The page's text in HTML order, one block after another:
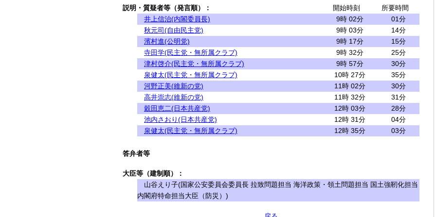
説明・質疑者等（発言順）： 開始時刻
所要時間
井上信治(内閣委員長)
9時 02分
01分
秋元司(自由民主党)
9時 03分
14分
濱村進(公明党)
9時 17分
15分
寺田学(民主党・無所属クラブ)
9時 32分
25分
津村啓介(民主党・無所属クラブ)
9時 57分
30分
泉健太(民主党・無所属クラブ)
10時 27分
35分
河野正美(維新の党)
11時 02分
30分
高井崇志(維新の党)
11時 32分
31分
穀田恵二(日本共産党)
12時 03分
28分
池内さおり(日本共産党)
12時 31分
04分
泉健太(民主党・無所属クラブ)
12時 35分 03分
答弁者等
大臣等（建制順）：
山谷えり子(国家公安委員会委員長 拉致問題担当 海洋政策・領土問題担当 国土強靭化担当
内閣府特命担当大臣（防災）)